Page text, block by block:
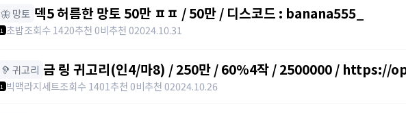
🦋 망토 덱5 허름한 망토 50만 ㅍㅍ / 50만 / 디스코드 : banana555_
1 초밥조회수 1420추천 0비추천 02024.10.31
🦻 귀고리 금 링 귀고리(인4/마8) / 250만 / 60%4작 / 2500000 /
1 빅맥라지세트조회수 1401추천 0비추천 02024.10.26